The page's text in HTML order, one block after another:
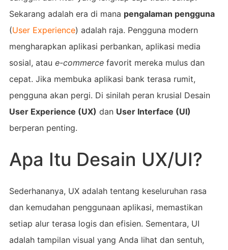
Sekarang adalah era di mana pengalaman pengguna
(User Experience) adalah raja. Pengguna modern
mengharapkan aplikasi perbankan, aplikasi media
sosial, atau e-commercefavorit mereka mulus dan
cepat. Jika membuka aplikasi bank terasa rumit,
pengguna akan pergi. Di sinilah peran krusial Desain
User Experience (UX) dan User Interface (UI)
berperan penting.
Apa Itu Desain UX/UI?
Sederhananya, UX adalah tentang keseluruhan rasa
dan kemudahan penggunaan aplikasi, memastikan
setiap alur terasa logis dan efisien. Sementara, UI
adalah tampilan visual yang Anda lihat dan sentuh,